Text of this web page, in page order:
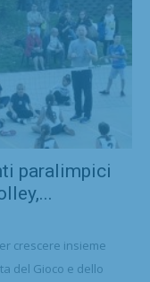
paralimpici
crescere insieme
del Gioco e dello